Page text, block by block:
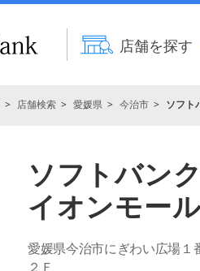
店舗を探す
店舗検索 愛媛県 今治市 ソフト
ソフトバンク
イオンモー
愛媛県今治市にぎわい広場
２Ｆ